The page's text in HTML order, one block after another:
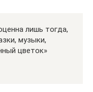
лишь тогда,
музыки,
цветок»